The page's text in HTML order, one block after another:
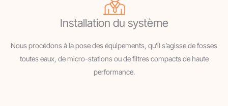
Installation du système
Nous procédons à la pose des équipements, qu’il s’agisse de fosses
toutes eaux, de micro-stations ou de filtres compacts de haute
performance.